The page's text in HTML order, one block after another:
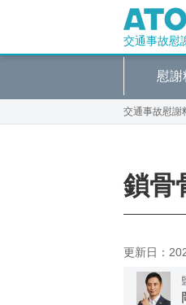
交通事故慰
慰謝
交通事故慰謝
鎖骨
更新日：